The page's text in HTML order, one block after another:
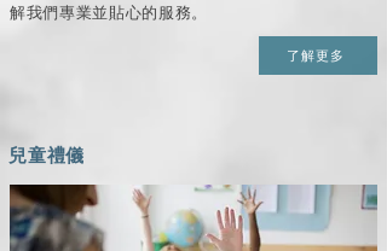
解我們專業並貼心的服務。
了解更多
兒童禮儀